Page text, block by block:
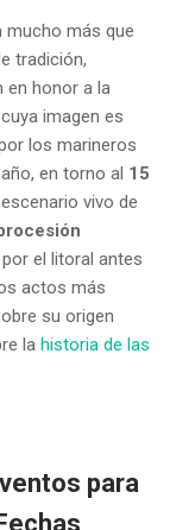
mucho más que
tradición,
en honor a la
imagen es
los marineros
en torno al 15
vivo de
el litoral antes
actos más
su origen
la historia de las
para